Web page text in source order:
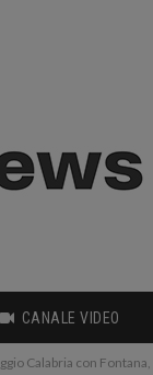
CANALE VIDEO
Calabria con